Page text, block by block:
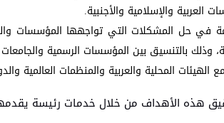
العربية والإسلامية والأجنبية.
في حل المشكلات التي تواجهها المؤسسات
وذلك بالتنسيق بين المؤسسات الرسمية
الهيئات المحلية والعربية والمنظمات العالمية
هذه الأهداف من خلال خدمات رئيسة